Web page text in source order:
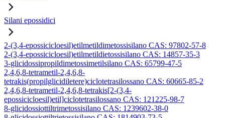
Silani epossidici
2-(3,4-epossicicloesil)etilmetildimetossisilano CAS: 97802-57-8
2-(3,4-epossicicloesil)etilmetildietossisilano CAS: 14857-35-3
3-glicidossipropildimetossimetilsilano CAS: 65799-47-5
2,4,6,8-tetrametil-2,4,6,8-
tetrakis(propilglicidiletere)ciclotetrasilossano CAS: 60665-85-2
2,4,6,8-tetrametil-2,4,6,8-tetrakis[2-(3,4-
epossicicloesil)etil]ciclotetrasilossano CAS: 121225-98-7
8-glicidossiottiltrimetossisilano CAS: 1239602-38-0